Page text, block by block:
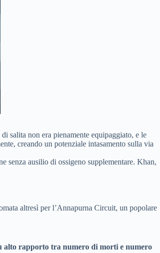
salita non era pienamente equipaggiato, e le
creando un potenziale intasamento sulla via
senza ausilio di ossigeno supplementare. Khan,
altresì per l’Annapurna Circuit, un popolare
alto rapporto tra numero di morti e numero